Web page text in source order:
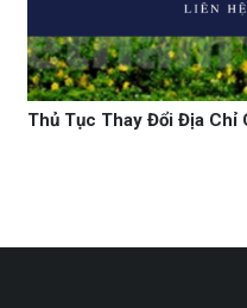
Thủ Tục Thay Đổi Địa Chỉ